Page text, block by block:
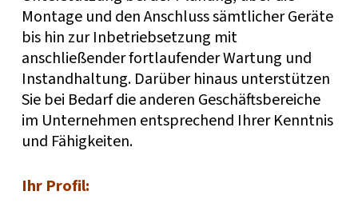
Montage und den Anschluss sämtlicher Geräte
bis hin zur Inbetriebsetzung mit
anschließender fortlaufender Wartung und
Instandhaltung. Darüber hinaus unterstützen
Sie bei Bedarf die anderen Geschäftsbereiche
im Unternehmen entsprechend Ihrer Kenntnis
und Fähigkeiten.
Ihr Profil: